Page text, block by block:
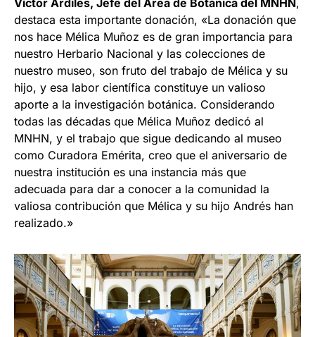
Víctor Ardiles, Jefe del Área de Botánica del MNHN,
destaca esta importante donación, «La donación que
nos hace Mélica Muñoz es de gran importancia para
nuestro Herbario Nacional y las colecciones de
nuestro museo, son fruto del trabajo de Mélica y su
hijo, y esa labor científica constituye un valioso
aporte a la investigación botánica. Considerando
todas las décadas que Mélica Muñoz dedicó al
MNHN, y el trabajo que sigue dedicando al museo
como Curadora Emérita, creo que el aniversario de
nuestra institución es una instancia más que
adecuada para dar a conocer a la comunidad la
valiosa contribución que Mélica y su hijo Andrés han
realizado.»